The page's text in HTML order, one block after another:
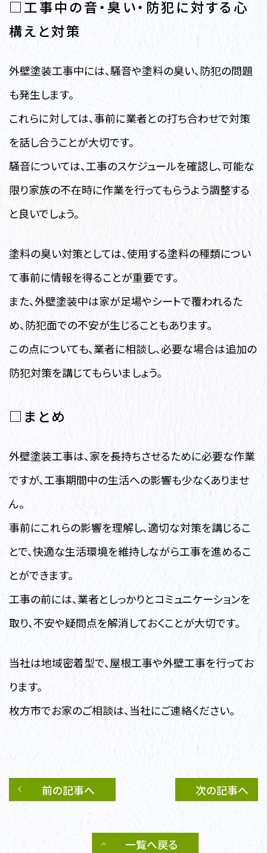
□工事中の音・臭い・防犯に対する心
構えと対策
外壁塗装工事中には、騒音や塗料の臭い、防犯の問題
も発生します。
これらに対しては、事前に業者との打ち合わせで対策
を話し合うことが大切です。
騒音については、工事のスケジュールを確認し、可能な
限り家族の不在時に作業を行ってもらうよう調整する
と良いでしょう。
塗料の臭い対策としては、使用する塗料の種類につい
て事前に情報を得ることが重要です。
また、外壁塗装中は家が足場やシートで覆われるた
め、防犯面での不安が生じることもあります。
この点についても、業者に相談し、必要な場合は追加の
防犯対策を講じてもらいましょう。
□まとめ
外壁塗装工事は、家を長持ちさせるために必要な作業
ですが、工事期間中の生活への影響も少なくありませ
ん。
事前にこれらの影響を理解し、適切な対策を講じるこ
とで、快適な生活環境を維持しながら工事を進めるこ
とができます。
工事の前には、業者としっかりとコミュニケーションを
取り、不安や疑問点を解消しておくことが大切です。
当社は地域密着型で、屋根工事や外壁工事を行ってお
ります。
枚方市でお家のご相談は、当社にご連絡ください。
前の記事へ
一覧へ戻る
次の記事へ